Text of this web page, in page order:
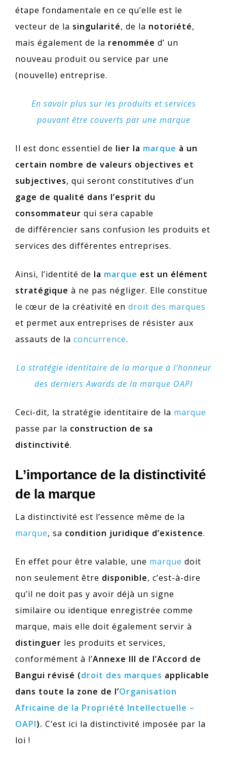
étape fondamentale en ce qu’elle est le
vecteur de la singularité, de la notoriété,
mais également de la renommée d’ un
nouveau produit ou service par une
(nouvelle) entreprise.
En savoir plus sur les produits et services
pouvant être couverts par une marque
Il est donc essentiel de lier la marque à un
certain nombre de valeurs objectives et
subjectives, qui seront constitutives d’un
gage de qualité dans l’esprit du
consommateur qui sera capable
de différencier sans confusion les produits et
services des différentes entreprises.
Ainsi, l’identité de la marque est un élément
stratégique à ne pas négliger. Elle constitue
le cœur de la créativité en droit des marques
et permet aux entreprises de résister aux
assauts de la concurrence.
La stratégie identitaire de la marque à l’honneur
des derniers Awards de la marque OAPI
Ceci-dit, la stratégie identitaire de la marque
passe par la construction de sa
distinctivité.
L’importance de la distinctivité
de la marque
La distinctivité est l’essence même de la
marque, sa condition juridique d’existence.
En effet pour être valable, une marque doit
non seulement être disponible, c’est-à-dire
qu’il ne doit pas y avoir déjà un signe
similaire ou identique enregistrée comme
marque, mais elle doit également servir à
distinguer les produits et services,
conformément à l’Annexe III de l’Accord de
Bangui révisé (droit des marques applicable
dans toute la zone de l’Organisation
Africaine de la Propriété Intellectuelle –
OAPI). C’est ici la distinctivité imposée par la
loi !